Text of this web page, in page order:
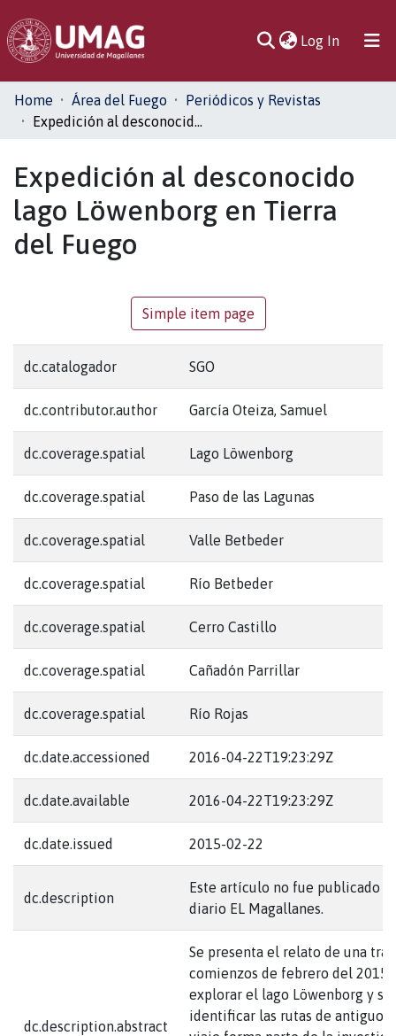
Log In(current)
Communities
& Collections
Statistics
Home Área del Fuego
Periódicos y Revistas
Expedición al desconocido lago Löwenborg en Tierra del Fuego
Expedición al desconocido
lago Löwenborg en Tierra
del Fuego
Simple item page
dc.catalogador SGO
dc.contributor.author García Oteiza, Samuel
dc.coverage.spatial Lago Löwenborg
dc.coverage.spatial Paso de las Lagunas
dc.coverage.spatial Valle Betbeder
dc.coverage.spatial Río Betbeder
dc.coverage.spatial Cerro Castillo
dc.coverage.spatial Cañadón Parrillar
dc.coverage.spatial Río Rojas
dc.date.accessioned 2016-04-22T19:23:29Z
dc.date.available 2016-04-22T19:23:29Z
dc.date.issued 2015-02-22
dc.description
Este artículo no fue publicado
diario EL Magallanes.
dc.description.abstract
Se presenta el relato de una
comienzos de febrero del 2015
explorar el lago Löwenborg y
identificar las rutas de antiguos